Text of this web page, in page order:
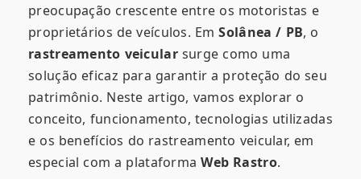
preocupação crescente entre os motoristas e
proprietários de veículos. EmSolânea / PB, o
rastreamento veicularsurge como uma
solução eficaz para garantir a proteção do seu
patrimônio. Neste artigo, vamos explorar o
conceito, funcionamento, tecnologias utilizadas
e os benefícios do rastreamento veicular, em
especial com a plataformaWeb Rastro.